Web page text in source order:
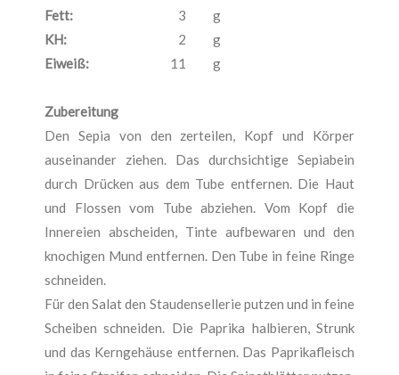
Fett:
3
g
KH:
2
g
Eiweiß:
11 g
Zubereitung
Den Sepia von den zerteilen, Kopf und Körper
auseinander ziehen. Das durchsichtige Sepiabein
durch Drücken aus dem Tube entfernen. Die Haut
und Flossen vom Tube abziehen. Vom Kopf die
Innereien abscheiden, Tinte aufbewaren und den
knochigen Mund entfernen. Den Tube in feine Ringe
schneiden.
Für den Salat den Staudensellerie putzen und in feine
Scheiben schneiden. Die Paprika halbieren, Strunk
und das Kerngehäuse entfernen. Das Paprikafleisch